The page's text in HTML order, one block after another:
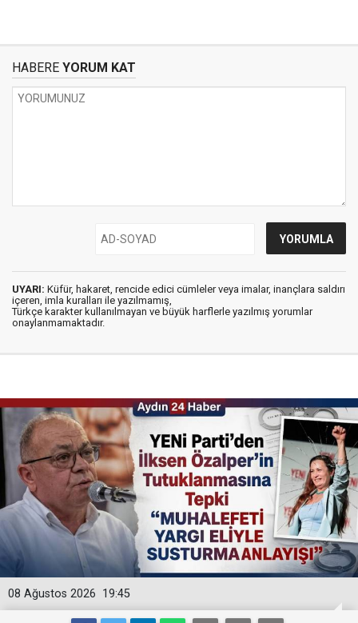
HABERE YORUM KAT
UYARI: Küfür, hakaret, rencide edici cümleler veya imalar, inançlara saldırı
içeren, imla kuralları ile yazılmamış,
Türkçe karakter kullanılmayan ve büyük harflerle yazılmış yorumlar
onaylanmamaktadır.
19:45
08 Ağustos 2026